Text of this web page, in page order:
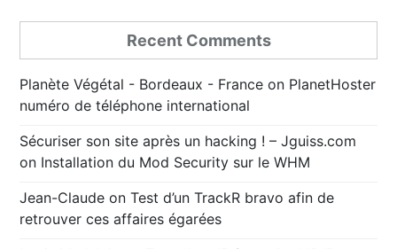
Recent Comments
Planète Végétal - Bordeaux - France on PlanetHoster
numéro de téléphone international
Sécuriser son site après un hacking ! – Jguiss.com
on Installation du Mod Security sur le WHM
Jean-Claude onTest d’un TrackR bravo afin de
retrouver ces affaires égarées